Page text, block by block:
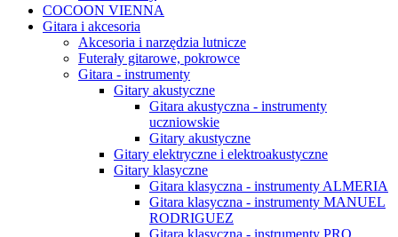
COCOON VIENNA
Gitara i akcesoria
Akcesoria i narzędzia lutnicze
Futerały gitarowe, pokrowce
Gitara - instrumenty
Gitary akustyczne
Gitara akustyczna - instrumenty
uczniowskie
Gitary akustyczne
Gitary elektryczne i elektroakustyczne
Gitary klasyczne
Gitara klasyczna - instrumenty ALMERIA
Gitara klasyczna - instrumenty MANUEL
RODRIGUEZ
Gitara klasyczna - instrumenty PRO